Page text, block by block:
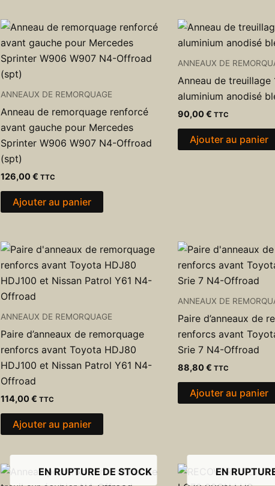
ANNEAUX DE REMORQUAGE
Anneau de remorquage renforcé
avant gauche pour Mercedes
Sprinter W906 W907 N4-Offroad
(spt)
126,00€ TTC
Ajouter au panier
ANNEAUX DE
Anneau de treuillage
aluminium anodisé
90,00€ TTC
Ajouter au panier
ANNEAUX DE REMORQUAGE
Paire d’anneaux de remorquage
renforcs avant Toyota HDJ80
HDJ100 et Nissan Patrol Y61 N4-
Offroad
114,00€ TTC
Ajouter au panier
ANNEAUX DE
Paire d’anneaux de
renforcs avant
Srie 7 N4-Offroad
88,80€ TTC
Ajouter au panier
EN RUPTURE DE STOCK EN